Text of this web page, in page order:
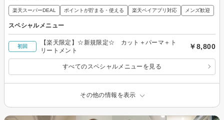
楽天スーパーDEAL ポイントが貯まる・使える 楽天ペイアプリ対応 メンズ歓迎
スペシャルメニュー
初回
【楽天限定】☆新規限定☆ カット＋パーマ＋ト
リートメント
￥8,800
すべてのスペシャルメニューを見る
その他の情報を表示